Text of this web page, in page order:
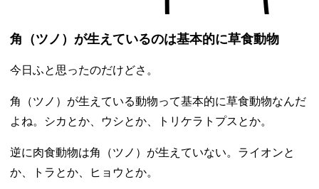
角（ツノ）が生えているのは基本的に草食動物
今日ふと思ったのだけどさ。
角（ツノ）が生えている動物って基本的に草食動物なんだ
よね。シカとか、ウシとか、トリケラトプスとか。
逆に肉食動物は角（ツノ）が生えていない。ライオンと
か、トラとか、ヒョウとか。